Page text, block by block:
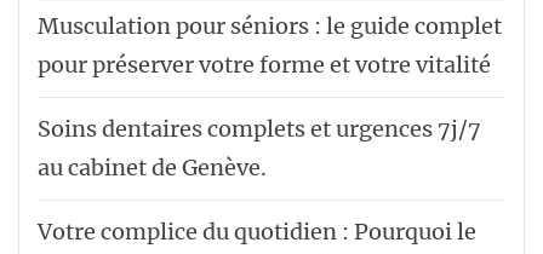
Musculation pour séniors : le guide complet
pour préserver votre forme et votre vitalité
Soins dentaires complets et urgences 7j/7
au cabinet de Genève.
Votre complice du quotidien : Pourquoi le